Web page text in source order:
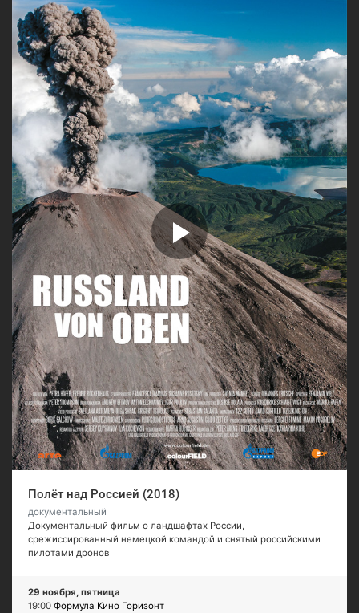
Полёт над Россией (2018)
документальный
Документальный фильм о ландшафтах России,
срежиссированный немецкой командой и снятый российскими
пилотами дронов
29 ноября, пятница
19:00 Формула Кино Горизонт